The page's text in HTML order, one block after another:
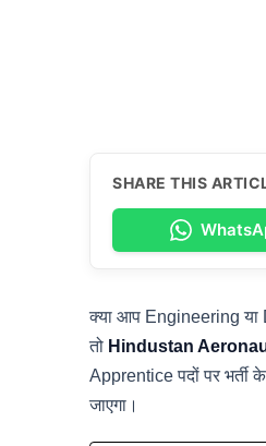
SHARE THIS
क्या आप Engineering या
तो Hindustan
Apprentice पदों पर भर्ती
जाएगा।